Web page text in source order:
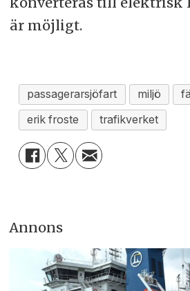
är möjligt.
passagerarsjöfart miljö
erik froste
trafikverket
Annons